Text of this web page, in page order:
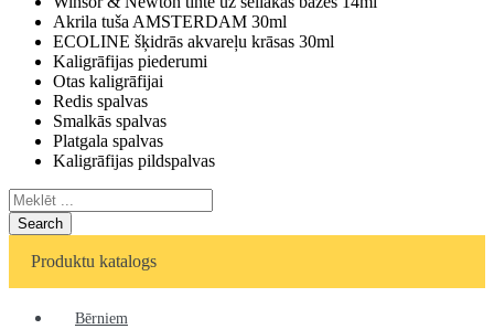
Akrila tuša AMSTERDAM 30ml
ECOLINE šķidrās akvareļu krāsas 30ml
Kaligrāfijas piederumi
Otas kaligrāfijai
Redis spalvas
Smalkās spalvas
Platgala spalvas
Kaligrāfijas pildspalvas
Search
Produktu katalogs
Bērniem